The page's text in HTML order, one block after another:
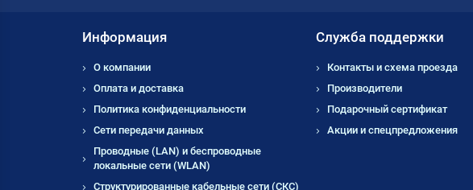
Информация
О компании
Оплата и доставка
Политика конфиденциальности
Сети передачи данных
Проводные (LAN) и беспроводные
локальные сети (WLAN)
Структурированные кабельные сети (СКС)
Служба поддержки
Контакты и схема проезда
Производители
Подарочный сертификат
Акции и спецпредложения